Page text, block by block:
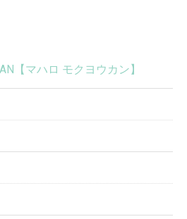
【マハロ モクヨウカン】